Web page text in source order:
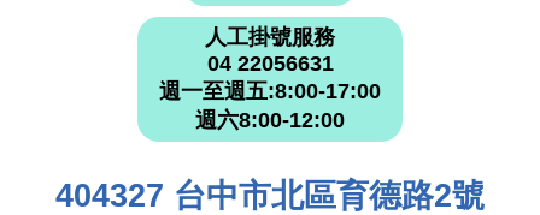
人工掛號服務
04 22056631
週一至週五:8:00-17:00
週六8:00-12:00
404327 台中市北區育德路2號